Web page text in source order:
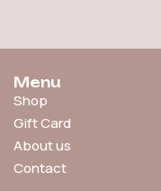
Menu
Shop
Gift Card
About us
Contact